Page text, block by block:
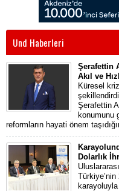
Und Haberleri
Şerafettin
Akıl ve
Küresel
Şerafettin
konumunu
reformların hayati önem
Dolarlık
Türkiye’nin
karayoluyla